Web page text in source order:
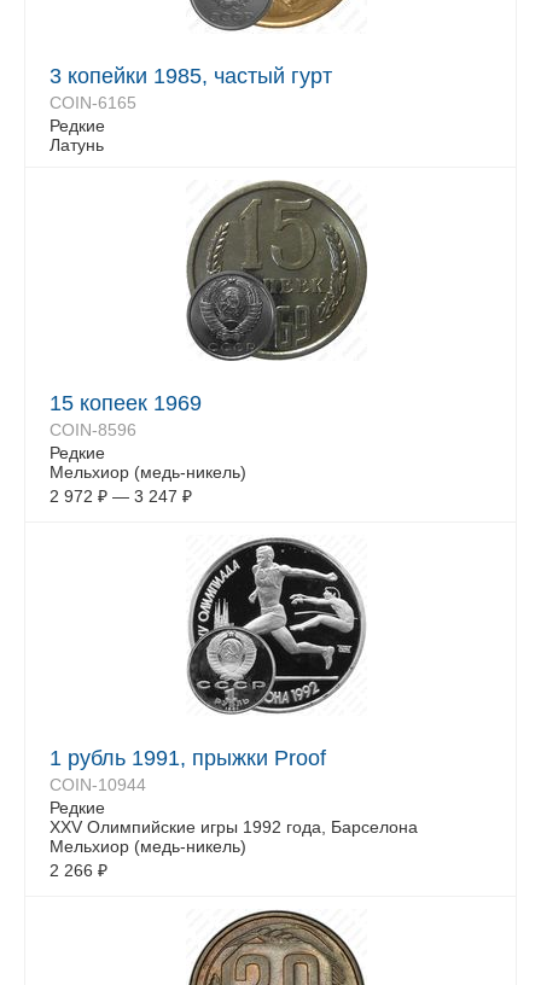
3 копейки 1985, частый гурт
COIN-6165
Редкие
Латунь
15 копеек 1969
COIN-8596
Редкие
Мельхиор (медь-никель)
2 972 ₽ — 3 247 ₽
1 рубль 1991, прыжки Proof
COIN-10944
Редкие
XXV Олимпийские игры 1992 года, Барселона
Мельхиор (медь-никель)
2 266 ₽